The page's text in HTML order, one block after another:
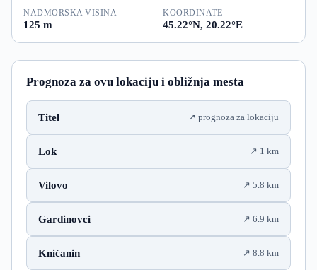
NADMORSKA VISINA
125 m
KOORDINATE
45.22°N, 20.22°E
Prognoza za ovu lokaciju i obližnja mesta
Titel prognoza za lokaciju
Lok 1 km
Vilovo 5.8 km
Gardinovci 6.9 km
Knićanin 8.8 km